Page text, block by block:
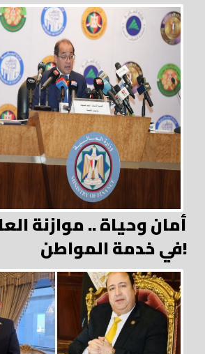
أمان وحياة .. موازنة
في خدمة المواطن!